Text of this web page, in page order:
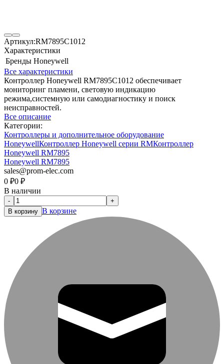
Артикул:RM7895C1012
Характеристики
Бренды Honeywell
Все характеристики
Контроллер Honeywell RM7895C1012 обеспечивает
мониторинг пламени, световую индикацию
режима,системную или самодиагностику и поиск
неисправностей.
Все описание
Категории:
Контроллеры и дополнительное оборудование
HoneywellКонтроллер Honeywell серии RMКонтроллер
Honeywell RM7895
Honeywell RM7895
sales@prom-elec.com
0 ₽0 ₽
В наличии
-
+
В корзину В корзине